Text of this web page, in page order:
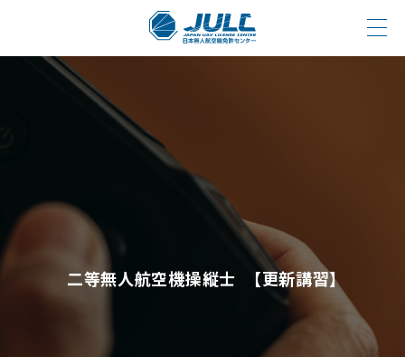
二等無人航空機操縦士 【更新講習】